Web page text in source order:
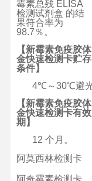
霉素总残 ELISA
检测试剂 盒 的结
果符合率为
98.7 ％。
【新霉素免疫胶体
金快速检测卡贮存
条件】
4℃～30℃避
【新霉素免疫胶体
金快速检测卡有效
期 】
12 个 月。
阿莫西林检测卡
阿奇霉素检测卡